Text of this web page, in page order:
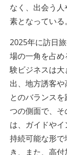
なく、出会う
素となっている。
2025年に訪日
場の一角を占
験ビジネスは
出、地方誘客
とのバランス
つの側面で、そ
は、ガイドやイ
持続可能な形
き、また、高